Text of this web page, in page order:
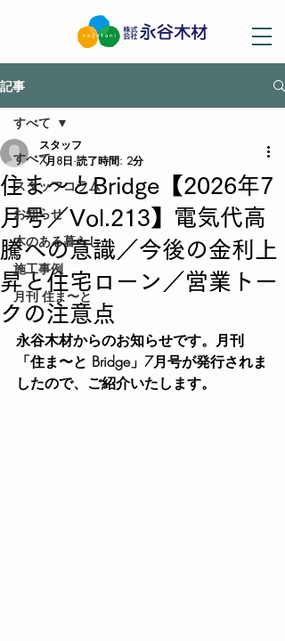
記事
すべて
スタッフコラム
お知らせ
木のある暮らし
施工事例
月刊 住ま〜と
すべて
住ま〜とBridge【2026年7
月号／Vol.213】電気代高
騰への意識／今後の金利上
昇と住宅ローン／営業トー
クの注意点
スタッフ
7月8日 読了時間: 2分
永谷木材からのお知らせです。月刊
「住ま〜と Bridge」7月号が発行されま
したので、ご紹介いたします。